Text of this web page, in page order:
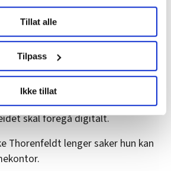
lese om hvordan dine personlige
du kan velge hvordan de skal
tiden endre eller trekke tilbake ditt
om informasjonskapsler.
frifagbevegelse.no, hk-nytt.no
informasjonskapsler (cookies) for å
blir brukt slik at vi tilby
annonser og utarbeide
om hvordan du bruker
egne samarbeidspartnere
Tillat alle
Tilpass
Ikke tillat
vil bli kvitt henne
sier for sin del at hun i
aldri har fysiske møter med
foregår via nett, og det samme
møter.
for årene fram mot 2035, beskriver
skal foregå digitalt.
Thorenfeldt lenger saker hun kan